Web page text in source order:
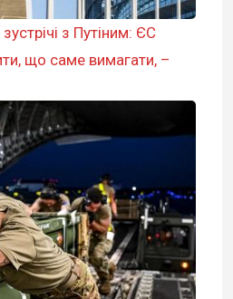
з Путіним: ЄС
що саме вимагати, –